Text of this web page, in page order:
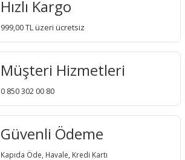
Hızlı Kargo
999,00 TL üzeri ücretsiz
Müşteri Hizmetleri
0 850 302 00 80
Güvenli Ödeme
Kapıda Öde, Havale, Kredi Kartı